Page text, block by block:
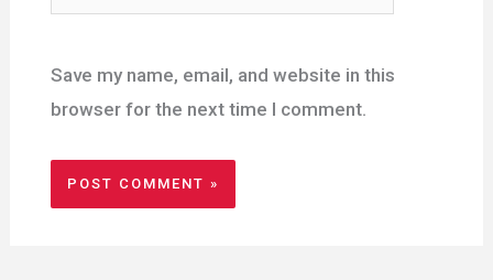
Save my name, email, and website in this
browser for the next time I comment.